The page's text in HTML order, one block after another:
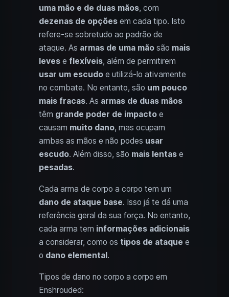
uma mão e de duas mãos, com
dezenas de opções em cada tipo. Isto
refere-se sobretudo ao padrão de
ataque. As armas de uma mão são mais
leves e flexíveis, além de permitirem
usar um escudo e utilizá-lo ativamente
no combate. No entanto, são um pouco
mais fracas. As armas de duas mãos
têm grande poder de impacto e
causam muito dano, mas ocupam
ambas as mãos e não podes usar
escudo. Além disso, são mais lentas e
pesadas.
Cada arma de corpo a corpo tem um
dano de ataque base. Isso já te dá uma
referência geral da sua força. No entanto,
cada arma tem informações adicionais
a considerar, como os tipos de ataque e
o dano elemental.
Tipos de dano no corpo a corpo em
Enshrouded: